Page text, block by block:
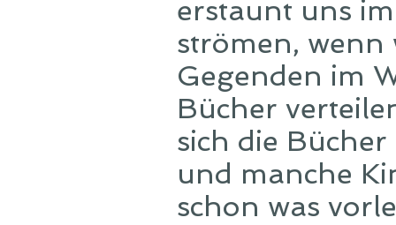
erstaunt uns
strömen,
Gegenden im
Bücher
sich die
und manche
schon was